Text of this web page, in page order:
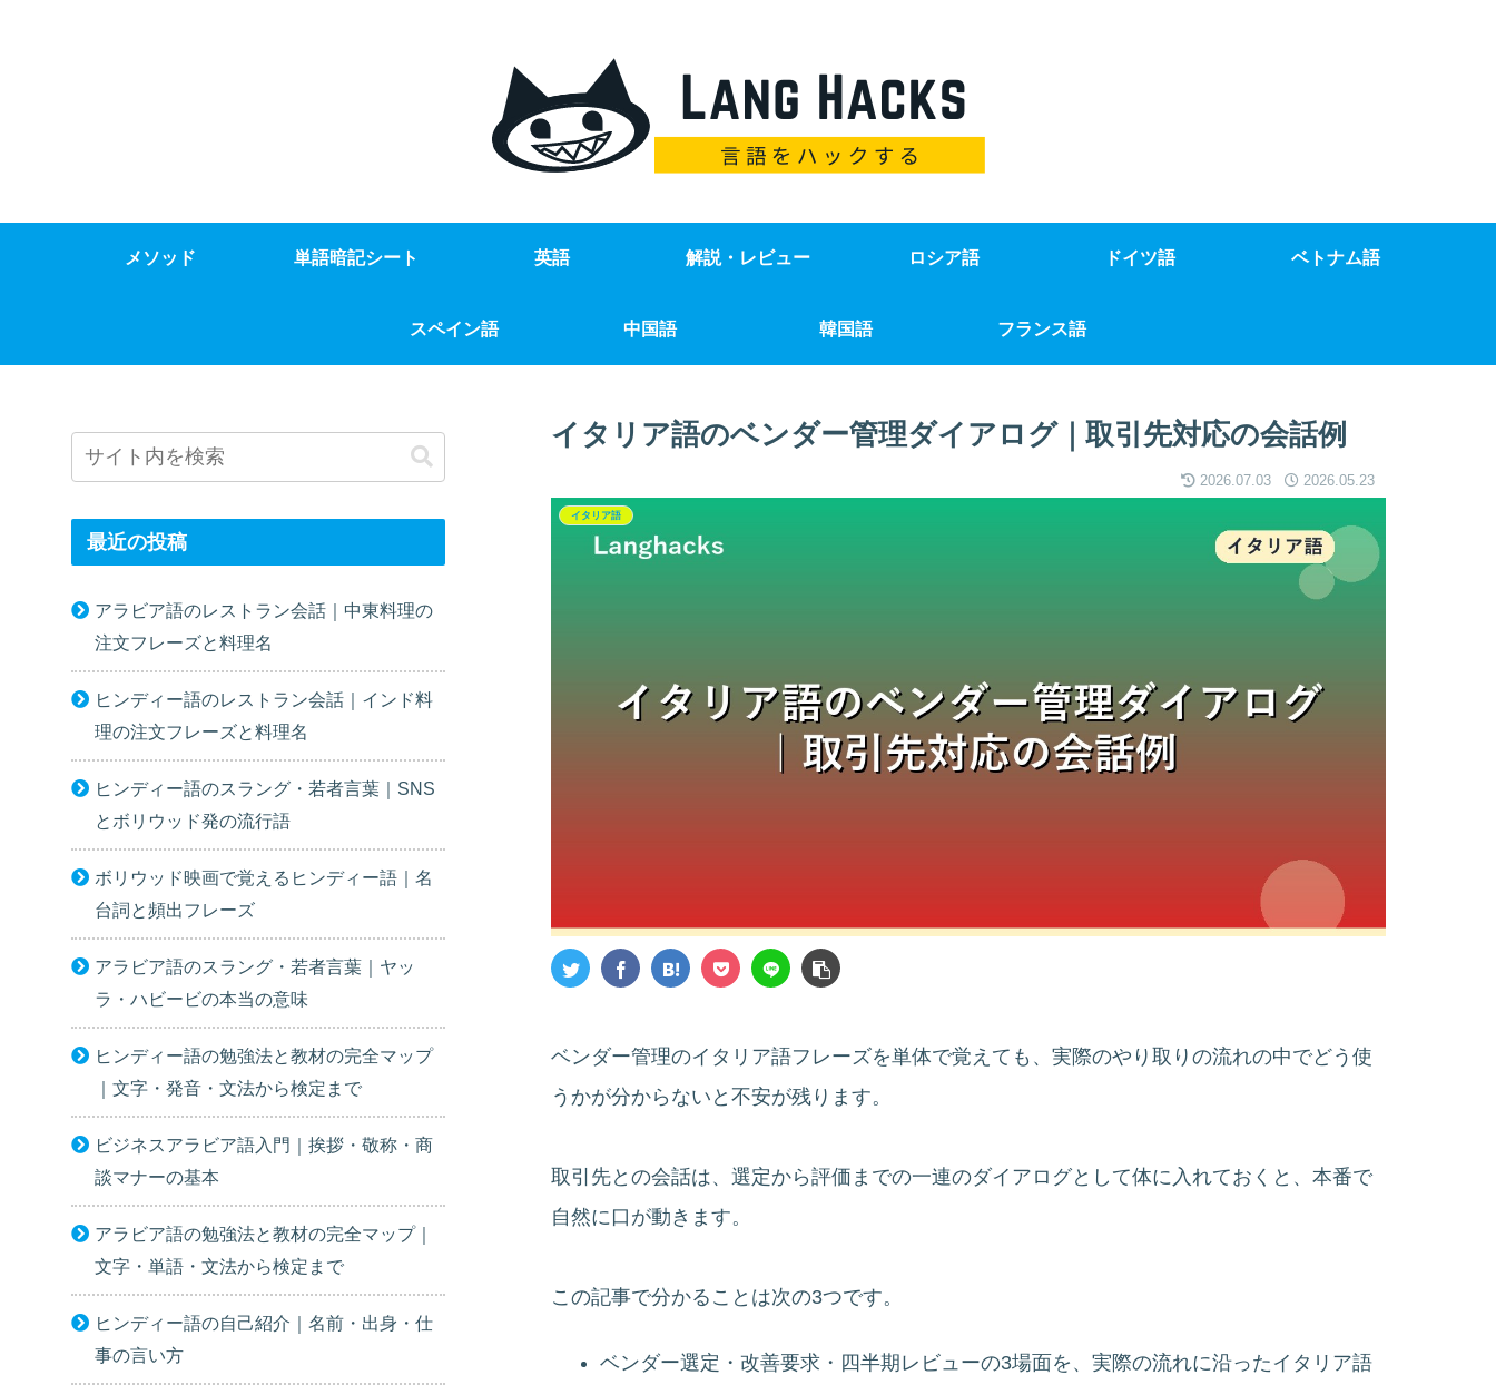
メソッド 単語暗記シート 英語 解説・レビュー ロシア語 ドイツ語 ベトナム語
スペイン語 中国語 韓国語 フランス語
イタリア語のベンダー管理ダイアログ｜取引先対応の会話例
2026.07.03 2026.05.23
イタリア語
ベンダー管理のイタリア語フレーズを単体で覚えても、実際のやり取りの流れの中でどう使
うかが分からないと不安が残ります。
取引先との会話は、選定から評価までの一連のダイアログとして体に入れておくと、本番で
自然に口が動きます。
この記事で分かることは次の3つです。
ベンダー選定・改善要求・四半期レビューの3場面を、実際の流れに沿ったイタリア語
最近の投稿
アラビア語のレストラン会話｜中東料理の
注文フレーズと料理名
ヒンディー語のレストラン会話｜インド料
理の注文フレーズと料理名
ヒンディー語のスラング・若者言葉｜SNS
とボリウッド発の流行語
ボリウッド映画で覚えるヒンディー語｜名
台詞と頻出フレーズ
アラビア語のスラング・若者言葉｜ヤッ
ラ・ハビービの本当の意味
ヒンディー語の勉強法と教材の完全マップ
｜文字・発音・文法から検定まで
ビジネスアラビア語入門｜挨拶・敬称・商
談マナーの基本
アラビア語の勉強法と教材の完全マップ｜
文字・単語・文法から検定まで
ヒンディー語の自己紹介｜名前・出身・仕
事の言い方